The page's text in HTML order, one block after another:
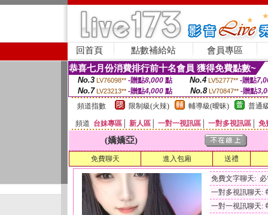
回首頁 點數補給站 會員專區
恭喜七月份消費排行前十名會員 獲得免費點數~
No.3 LV76098** -贈點8,000點 No.4 LV52777** -贈點
No.7 LV23213** -贈點4,000 點 No.8 LV70847** -贈點
頻道指數
限制級(火辣) 輔導級(曖昧) 普通
頻道 台妹專區 新人區 一對一視訊區 一對多視訊區 免
(嬌嬌亞)
免費聊天 進入包廂 送禮
免費文字聊天:
一對多視訊聊天:
一對一視訊聊天: